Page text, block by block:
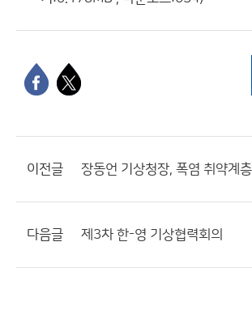
이전글 장동언 기상청장, 폭염 취약계
다음글 제3차 한-영 기상협력회의